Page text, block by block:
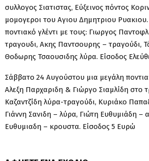
συλλογος Σιατιστας, Εύξεινος πόντος
μομογεροι του Αγιου Δημητριου Ρυακιου.
ποντιακό γλέντι με τους: Γιωργος
τραγουδι, Ακης Παντσουρης – τραγούδι,
Θοδωρης Τσαουσιδης λύρα. Είσοδος
Σάββατο 24 Αυγούστου μια μεγάλη
Αλεξη Παρχαριδη & Γιώργο Σιαμλίδη στο
Καζαντζίδη λύρα-τραγούδι, Κυριάκο
Γιάννη Σανιδη – λύρα, Γιώτη Ευθυμιάδη –
Ευθυμιαδη – κρουστα. Είσοδος 5 Ευρώ